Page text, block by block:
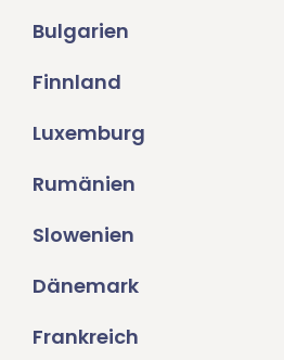
Bulgarien
Finnland
Luxemburg
Rumänien
Slowenien
Dänemark
Frankreich